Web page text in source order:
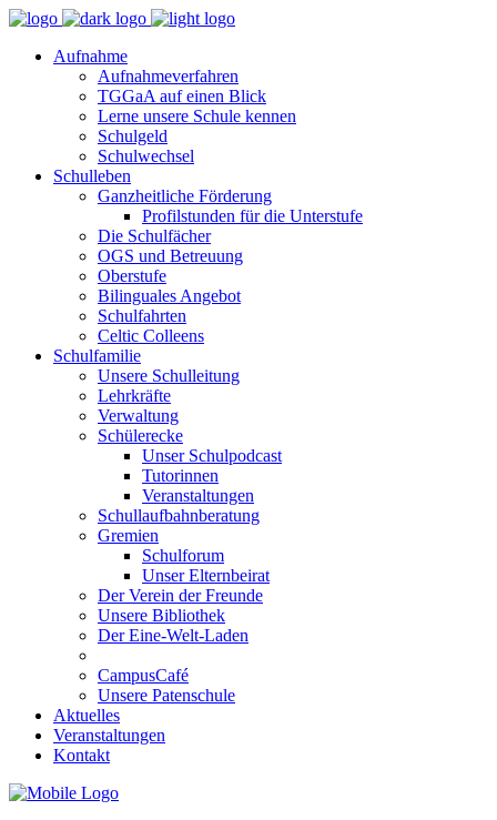
Aufnahme
Aufnahmeverfahren
TGGaA auf einen Blick
Lerne unsere Schule kennen
Schulgeld
Schulwechsel
Schulleben
Ganzheitliche Förderung
Profilstunden für die Unterstufe
Die Schulfächer
OGS und Betreuung
Oberstufe
Bilinguales Angebot
Schulfahrten
Celtic Colleens
Schulfamilie
Unsere Schulleitung
Lehrkräfte
Verwaltung
Schülerecke
Unser Schulpodcast
Tutorinnen
Veranstaltungen
Schullaufbahnberatung
Gremien
Schulforum
Unser Elternbeirat
Der Verein der Freunde
Unsere Bibliothek
Der Eine-Welt-Laden
CampusCafé
Unsere Patenschule
Aktuelles
Veranstaltungen
Kontakt